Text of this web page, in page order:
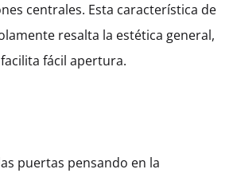
centrales. Esta característica de
resalta la estética general,
fácil apertura.
puertas pensando en la